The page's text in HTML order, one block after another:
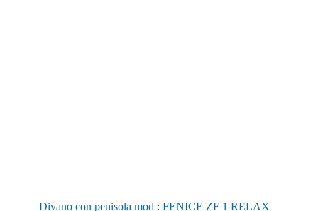
Divano con penisola mod : FENICE ZF 1 RELAX